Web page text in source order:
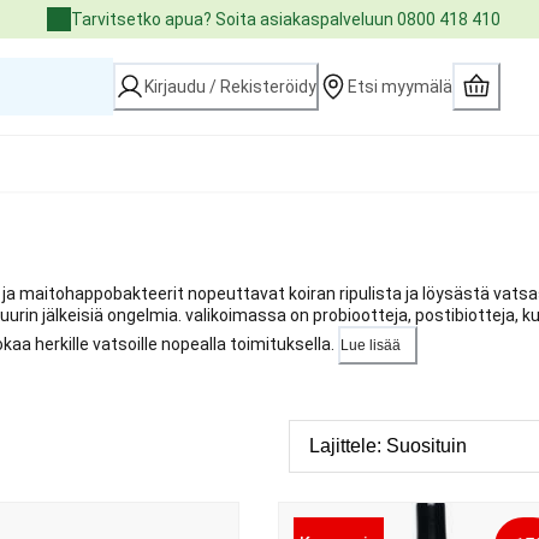
Tarvitsetko apua? Soita asiakaspalveluun 0800 418 410
Kirjaudu / Rekisteröidy Etsi myymälä
maitohappobakteerit nopeuttavat koiran ripulista ja löysästä
jälkeisiä ongelmia. valikoimassa on probiootteja, postibiotteja,
herkille vatsoille nopealla toimituksella.
Lue lisää